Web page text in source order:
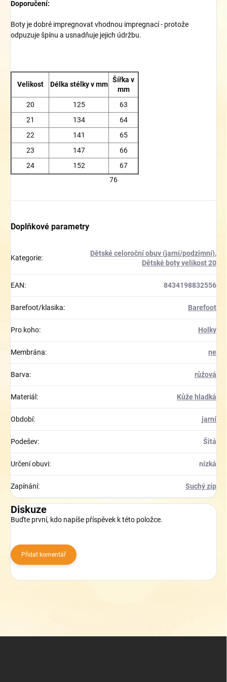
Doporučení:
Boty je dobré impregnovat vhodnou impregnací - protože
odpuzuje špínu a usnadňuje jejich údržbu.
Velikost Délka stélky v mm
Šířka v
mm
20
125
63
21
134
64
22
141
65
23
147
66
24
152
67
76
Doplňkové parametry
Kategorie:
Dětské celoroční obuv (jarní/podzimní),
Dětské boty velikost 20
EAN: 8434198832556
Barefoot/klasika: Barefoot
Pro koho: Holky
Membrána: ne
Barva: růžová
Materiál : Kůže hladká
Období: jarní
Podešev: Šitá
Určení obuvi: nízká
Zapínání: Suchý zip
Diskuze
Buďte první, kdo napíše příspěvek k této položce.
Přidat komentář